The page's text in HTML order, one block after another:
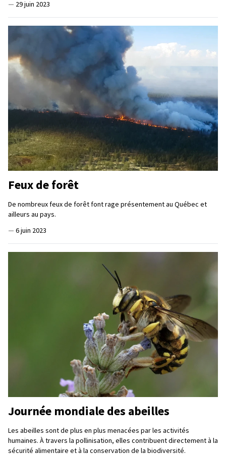
— 29 juin 2023
Feux de forêt
De nombreux feux de forêt font rage présentement au Québec et
ailleurs au pays.
— 6 juin 2023
Journée mondiale des abeilles
Les abeilles sont de plus en plus menacées par les activités
humaines. À travers la pollinisation, elles contribuent directement à la
sécurité alimentaire et à la conservation de la biodiversité.